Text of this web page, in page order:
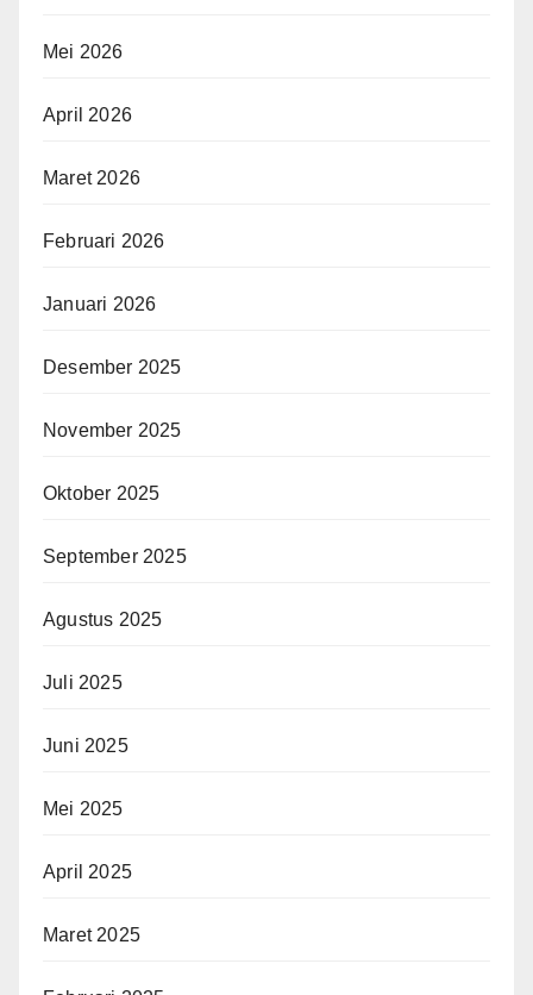
Mei 2026
April 2026
Maret 2026
Februari 2026
Januari 2026
Desember 2025
November 2025
Oktober 2025
September 2025
Agustus 2025
Juli 2025
Juni 2025
Mei 2025
April 2025
Maret 2025